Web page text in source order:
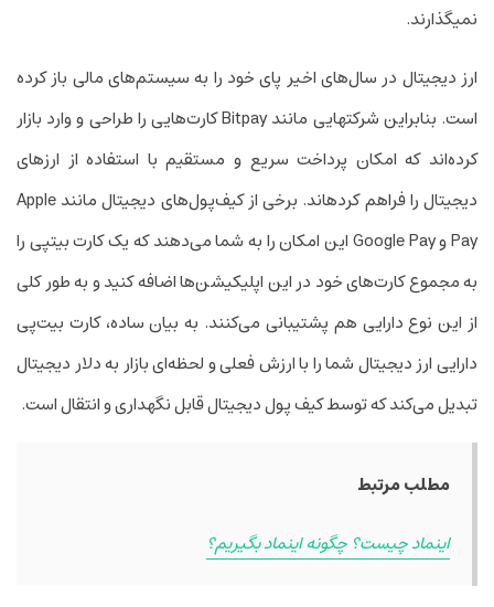
نمی­گذارند.
ارز دیجیتال در سال‌­های اخیر پای خود را به سیستم‌های مالی باز کرده
است. بنابراین شرکت­هایی مانند Bitpay کارت­‌هایی را طراحی و وارد بازار
کرده‌­اند که امکان پرداخت سریع و مستقیم با استفاده از ارزهای
دیجیتال را فراهم کرده­اند. برخی از کیف­‌پول‌های دیجیتال مانند Apple
Pay و Google Pay این امکان را به شما می­‌دهند که یک کارت بیت­پی را
به مجموع کارت­‌های خود در این اپلیکیشن­‌ها اضافه کنید و به طور کلی
از این نوع دارایی هم پشتیبانی می‌­کنند. به بیان ساده، کارت بیت‌پی
دارایی ارز دیجیتال شما را با ارزش فعلی و لحظه­‌ای بازار به دلار دیجیتال
تبدیل می‌کند که توسط کیف پول دیجیتال قابل نگه­داری و انتقال است.
مطلب مرتبط
اینماد چیست؟ چگونه اینماد بگیریم؟